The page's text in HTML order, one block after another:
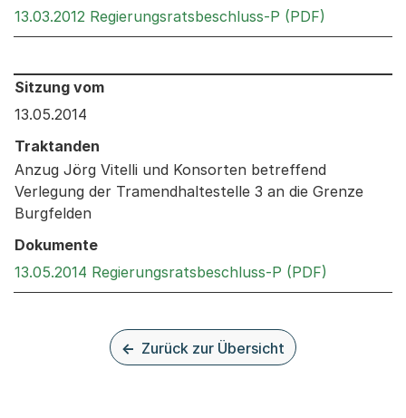
13.03.2012 Regierungsratsbeschluss-P (PDF)
Behandelt an den folgenden Sitzungen: Informationen
Sitzung vom
13.05.2014
Traktanden
Anzug Jörg Vitelli und Konsorten betreffend
Verlegung der Tramendhaltestelle 3 an die Grenze
Burgfelden
Dokumente
13.05.2014 Regierungsratsbeschluss-P (PDF)
Zurück zur Übersicht